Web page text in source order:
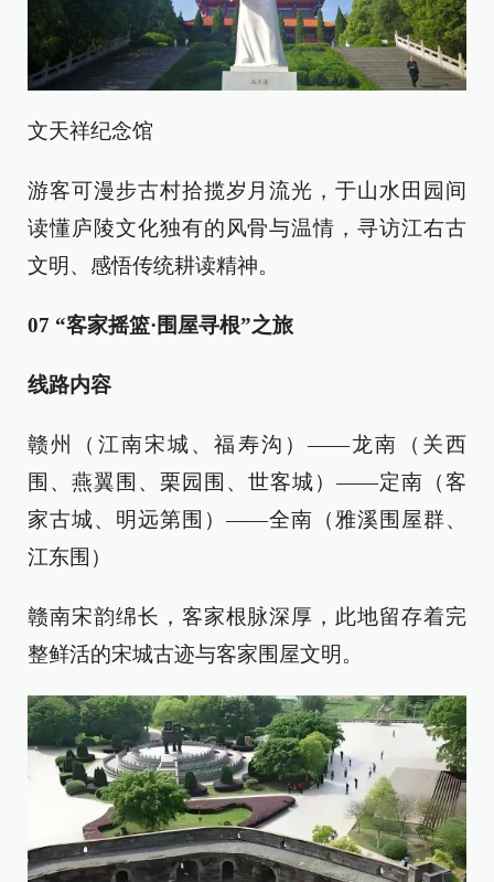
文天祥纪念馆
游客可漫步古村拾揽岁月流光，于山水田园间
读懂庐陵文化独有的风骨与温情，寻访江右古
文明、感悟传统耕读精神。
07 “客家摇篮·围屋寻根”之旅
线路内容
赣州（江南宋城、福寿沟）——龙南（关西
围、燕翼围、栗园围、世客城）——定南（客
家古城、明远第围）——全南（雅溪围屋群、
江东围）
赣南宋韵绵长，客家根脉深厚，此地留存着完
整鲜活的宋城古迹与客家围屋文明。